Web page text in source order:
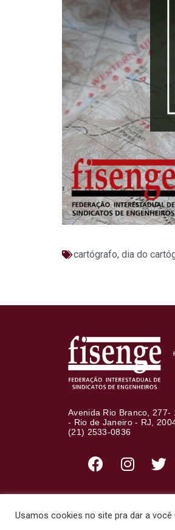
cartógrafo, dia do
Avenida Rio Branco, 277-
- Rio de Janeiro - RJ,
(21) 2533-0836
Usamos cookies no site pra dar a